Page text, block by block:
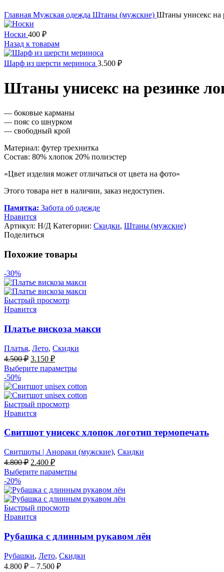
Главная Мужская одежда Штаны (мужские) Штаны унисекс на
Носки 400 ₽
Назад к товарам
Шарф из шерсти мериноса 3.500 ₽
Штаны унисекс на резинке
— боковые карманы
— пояс со шнурком
— свободный крой
Материал: футер трехнитка
Состав: 80% хлопок 20% полиэстер
«Цвет изделия может отличаться от цвета на фото»
Этого товара нет в наличии, заказ недоступен.
Памятка: Забота об одежде
Нравится
Артикул: Н/Д Категории: Скидки, Штаны (мужские)
Поделиться
Похожие товары
-30%
Быстрый просмотр
Нравится
Платье вискоза макси
Платья, Лето, Скидки
4.500₽ Первоначальная
цена
составляла
4.500 ₽.
3.150 ₽Текущая
цена:
Выберите параметры
-50%
Быстрый просмотр
Нравится
Свитшот унисекс хлопок логотип термопечать
Свитшоты | Анораки (мужские), Скидки
4.800₽ Первоначальная
цена
составляла
4.800 ₽.
2.400 ₽Текущая
цена:
Выберите параметры
-20%
Быстрый просмотр
Нравится
Рубашка с длинным рукавом лён
Рубашки, Лето, Скидки
4.800 ₽ – 7.500 ₽